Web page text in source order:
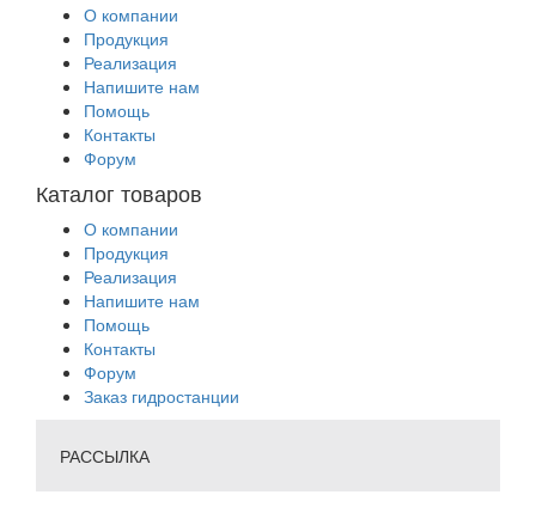
О компании
Продукция
Реализация
Напишите нам
Помощь
Контакты
Форум
Каталог товаров
О компании
Продукция
Реализация
Напишите нам
Помощь
Контакты
Форум
Заказ гидростанции
РАССЫЛКА